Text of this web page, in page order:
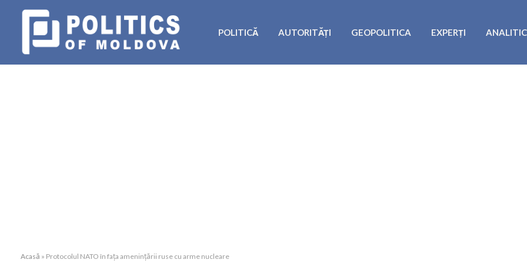
POLITICĂ AUTORITĂȚI GEOPOLITICA EXPERȚI
Acasă » Protocolul NATO în fața amenințării ruse cu arme nucleare